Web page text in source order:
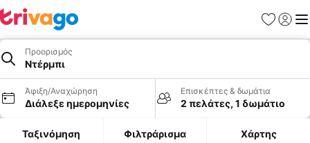
Προορισμός
Ντέρμπι
Άφιξη/Αναχώρηση
Διάλεξε ημερομηνίες
Επισκέπτες & δωμάτια
2 πελάτες, 1 δωμάτιο
Ταξινόμηση Φιλτράρισμα Χάρτης